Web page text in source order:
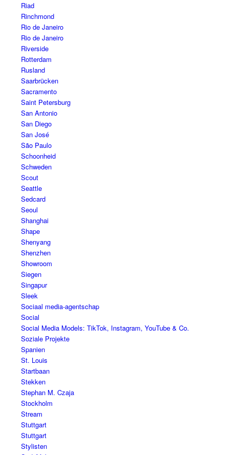
Riad
Rinchmond
Rio de Janeiro
Rio de Janeiro
Riverside
Rotterdam
Rusland
Saarbrücken
Sacramento
Saint Petersburg
San Antonio
San Diego
San José
São Paulo
Schoonheid
Schweden
Scout
Seattle
Sedcard
Seoul
Shanghai
Shape
Shenyang
Shenzhen
Showroom
Siegen
Singapur
Sleek
Sociaal media-agentschap
Social
Social Media Models: TikTok, Instagram, YouTube & Co.
Soziale Projekte
Spanien
St. Louis
Startbaan
Stekken
Stephan M. Czaja
Stockholm
Stream
Stuttgart
Stuttgart
Stylisten